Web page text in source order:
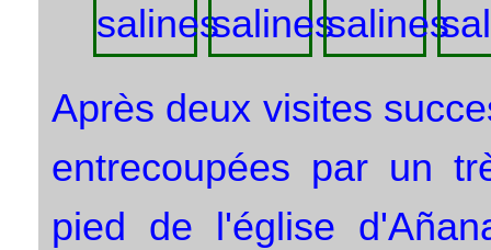
Après deux visites
entrecoupées par un
pied de l'église